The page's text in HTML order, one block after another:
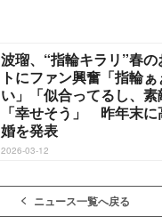
波瑠、“指輪キラリ”春
トにファン興奮「指輪
い」「似合ってるし、素
「幸せそう」 昨年末
婚を発表
2026-03-12
ニュース一覧へ戻る